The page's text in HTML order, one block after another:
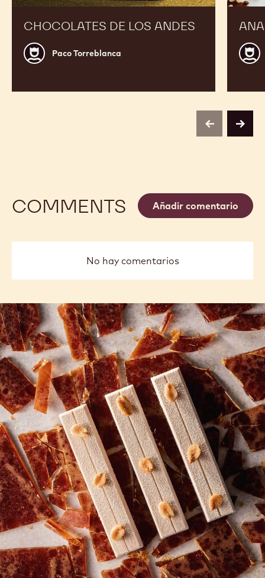
CHOCOLATES DE LOS ANDES
Paco
Torreblanca
Paco Torreblanca
Jordi
Roca
previousnext
COMMENTS Añadir comentario
No hay comentarios